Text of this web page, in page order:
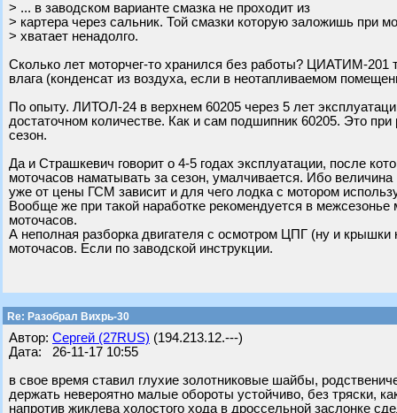
> ... в заводском варианте смазка не проходит из
> картера через сальник. Той смазки которую заложишь при
> хватает ненадолго.
Сколько лет моторчег-то хранился без работы? ЦИАТИМ-201
влага (конденсат из воздуха, если в неотапливаемом
По опыту. ЛИТОЛ-24 в верхнем 60205 через 5 лет
достаточном количестве. Как и сам подшипник 60205. Это
сезон.
Да и Страшкевич говорит о 4-5 годах эксплуатации, после
моточасов наматывать за сезон, умалчивается. Ибо
уже от цены ГСМ зависит и для чего лодка с мотором
Вообще же при такой наработке рекомендуется в
моточасов.
А неполная разборка двигателя с осмотром ЦПГ (ну и
моточасов. Если по заводской инструкции.
Re: Разобрал Вихрь-30
Автор: Сергей (27RUS) (194.213.12.---)
Дата: 26-11-17 10:55
в свое время ставил глухие золотниковые шайбы,
держать невероятно малые обороты устойчиво, без тряски,
напротив жиклева холостого хода в дроссельной заслонке